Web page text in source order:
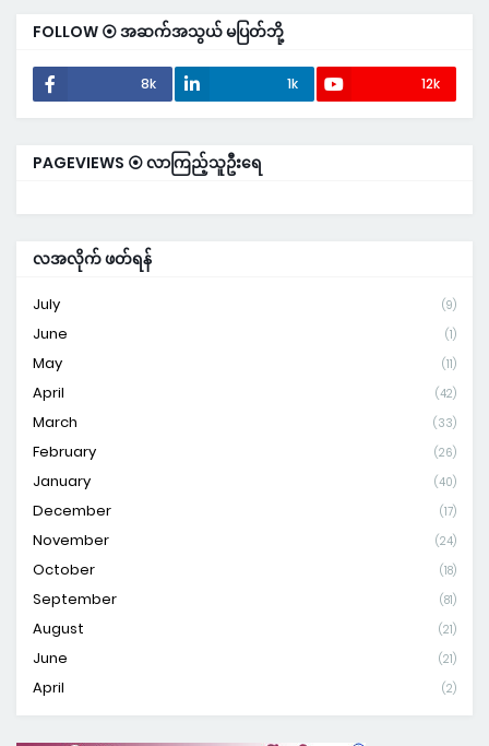
FOLLOW ⦿ အဆက်အသွယ် မပြတ်ဘို့
8k 1k 12k
PAGEVIEWS ⦿ လာကြည့်သူဦးရေ
လအလိုက် ဖတ်ရန်
July (9)
June (1)
May (11)
April (42)
March (33)
February (26)
January (40)
December (17)
November (24)
October (18)
September (81)
August (21)
June (21)
April (2)